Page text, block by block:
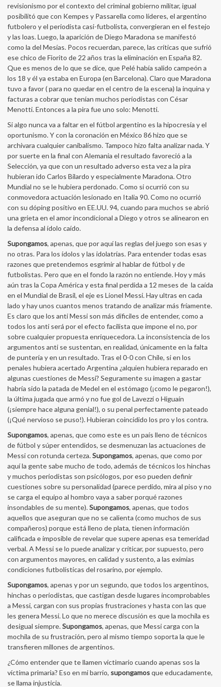
revisionismo por el contexto del criminal gobierno militar, igual
posibilitó que con Kempes y Passarella como líderes, el argentino
futbolero y el periodista casi-futbolista, convergieran en el festejo
y las loas. Luego, la aparición de Diego Maradona se manifestó
como la del Mesías. Pocos recuerdan, parece, las críticas que sufrió
ese chico de Fiorito de 22 años tras la eliminación en España 82.
Que es menos de lo que se dice, que Pelé había salido campeón a
los 18 y él ya estaba en Europa (en Barcelona). Claro que Maradona
tuvo a favor ( para no quedar en el centro de la escena) la inquina y
facturas a cobrar que tenían muchos periodistas con César
Menotti. Entonces a la pira fue uno solo: Menotti.
Si algo nunca va a faltar en el fútbol argentino es la hipocresía y el
oportunismo. Y con la coronación en México 86 hizo que se
archivara cualquier canibalismo. Tampoco hizo falta analizar nada. Y
por suerte en la final con Alemania el resultado favoreció a la
Selección, ya que con un resultado adverso esta vez a la pira
hubieran ido Carlos Bilardo y especialmente Maradona. Otro
Mundial no se le hubiera perdonado. Como si ocurrió con su
conmovedora actuación lesionado en Italia 90. Como no ocurrió
con su dóping positivo en EE.UU. 94, cuando para muchos se abrió
una grieta en el amor incondicional a Diego y otros se alinearon en
la defensa al ídolo caído.
Supongamos, apenas, que por aquí las reglas del juego son esas y
no otras. Para los ídolos y las idolatrías. Para entender todas esas
razones que pretendemos esgrimir al hablar de fútbol y de
futbolistas. Pero que en el fondo la razón no entiende. Hoy y más
aún tras la Copa América y esta final perdida a 12 meses de la caída
en el Mundial de Brasil, el eje es Lionel Messi. Hay ultras en cada
lado y hay unos cuantos menos tratando de analizar más fríamente.
Es claro que los anti Messi son más dificiles de entender, como a
todos los anti será por el efecto facilista que impone el no, por
sobre cualquier propuesta enriquecedora. La inconsistencia de los
argumentos anti se sustentan, en realidad, únicamente en la falta
de puntería y en un resultado. Tras el 0-0 con Chile, si en los
penales hubiera acertado Argentina ¿alquien hubiera reparado en
algunas cuestiones de Messi? Seguramente su imagen a gastar
habría sido la patada de Medel en el estómago (¡como le pegaron!),
la última jugada que armó y no fue gol de Lavezzi o Higuaín
(¡siempre hace alguna genial!), o su penal perfectamente pateado
(¡Qué nervioso se puso!). Hubieran coincidido los pro y los contra.
Supongamos, apenas, que como este es un país lleno de técnicos
de fútbol y súper entendidos, se desmenuzan las actuaciones de
Messi con rotunda certeza.Supongamos, apenas, que como por
aquí la gente sabe mucho de todo, además de técnicos los hinchas
y muchos periodistas son psicólogos, por eso pueden definir
cuestiones sobre su personalidad (parece perdido, mira al piso y no
se carga el equipo al hombro vaya a saber porqué razones
insondables de su mente).Supongamos, apenas, que todos
aquellos que aseguran que no se calienta (como muchos de sus
compañeros) porque está lleno de plata, tienen información
calificada e imposible de revelar que supere apenas esa temeridad
verbal. A Messi se lo puede analizar y criticar, por supuesto, pero
con argumentos mayores, en calidad y sustento, a las eximias
condiciones futbolísticas del rosarino, por ejemplo.
Supongamos, apenas y por un segundo, que todos los argentinos,
hinchas o periodistas, que castigan desde lugares incomprobables
a Messi, cargan con sus propias frustraciones y hasta con las que
les genera Messi. Lo que no merece discusión es que la mochila es
desigual siempre.Supongamos, apenas, que Messi carga con la
mochila de su frustración, pero al mismo tiempo soporta la que le
transfieren millones de argentinos.
¿Cómo entender que te llamen victimario cuando apenas sos la
víctima primaria? Eso en mi barrio, supongamosque educadamente,
se llama injusticia.